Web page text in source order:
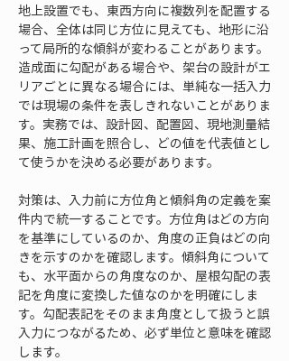
地上設置でも、東西方向に複数列を配置する
場合、全体は同じ方位に見えても、地形に沿
って局所的な傾斜が変わることがあります。
造成面に勾配がある場合や、架台の設計がエ
リアごとに異なる場合には、単純な一括入力
では現場の条件を表しきれないことがありま
す。実務では、設計図、配置図、現地測量結
果、施工計画を照合し、どの値を代表値とし
て使うかを決める必要があります。
対策は、入力前に方位角と傾斜角の定義を案
件内で統一することです。方位角はどの方向
を基準にしているのか、角度の正負はどの向
きを示すのかを確認します。傾斜角について
も、水平面からの角度なのか、屋根勾配の表
記を角度に変換した値なのかを明確にしま
す。勾配表記をそのまま角度として扱うと誤
入力につながるため、必ず単位と意味を確認
します。